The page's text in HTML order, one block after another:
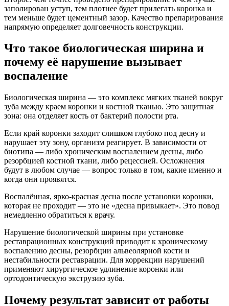
заполирован уступ, тем плотнее будет прилегать коронка и
тем меньше будет цементный зазор. Качество препарирования
напрямую определяет долговечность конструкции.
Что такое биологическая ширина и
почему её нарушение вызывает
воспаление
Биологическая ширина — это комплекс мягких тканей вокруг
зуба между краем коронки и костной тканью. Это защитная
зона: она отделяет кость от бактерий полости рта.
Если край коронки заходит слишком глубоко под десну и
нарушает эту зону, организм реагирует. В зависимости от
биотипа — либо хроническим воспалением десны, либо
резорбцией костной ткани, либо рецессией. Осложнения
будут в любом случае — вопрос только в том, какие именно и
когда они проявятся.
Воспалённая, ярко-красная десна после установки коронки,
которая не проходит — это не «десна привыкает». Это повод
немедленно обратиться к врачу.
Нарушение биологической ширины при установке
реставрационных конструкций приводит к хроническому
воспалению десны, резорбции альвеолярной кости и
нестабильности реставрации. Для коррекции нарушений
применяют хирургическое удлинение коронки или
ортодонтическую экструзию зуба.
Почему результат зависит от работы